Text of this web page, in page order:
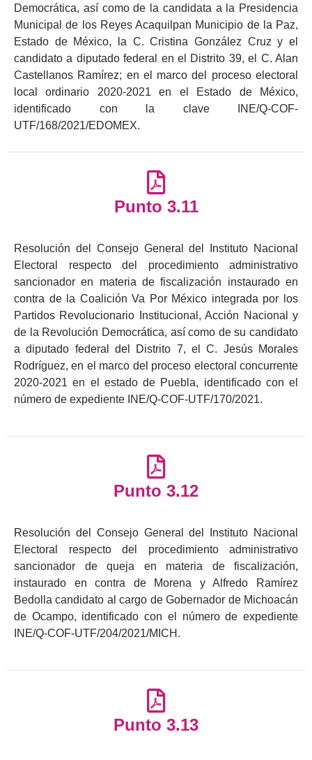
Democrática, así como de la candidata a la Presidencia
Municipal de los Reyes Acaquilpan Municipio de la Paz,
Estado de México, la C. Cristina González Cruz y el
candidato a diputado federal en el Distrito 39, el C. Alan
Castellanos Ramírez; en el marco del proceso electoral
local ordinario 2020-2021 en el Estado de México,
identificado con la clave INE/Q-COF-
UTF/168/2021/EDOMEX.
Punto 3.11
Resolución del Consejo General del Instituto Nacional
Electoral respecto del procedimiento administrativo
sancionador en materia de fiscalización instaurado en
contra de la Coalición Va Por México integrada por los
Partidos Revolucionario Institucional, Acción Nacional y
de la Revolución Democrática, así como de su candidato
a diputado federal del Distrito 7, el C. Jesús Morales
Rodríguez, en el marco del proceso electoral concurrente
2020-2021 en el estado de Puebla, identificado con el
número de expediente INE/Q-COF-UTF/170/2021.
Punto 3.12
Resolución del Consejo General del Instituto Nacional
Electoral respecto del procedimiento administrativo
sancionador de queja en materia de fiscalización,
instaurado en contra de Morena y Alfredo Ramírez
Bedolla candidato al cargo de Gobernador de Michoacán
de Ocampo, identificado con el número de expediente
INE/Q-COF-UTF/204/2021/MICH.
Punto 3.13